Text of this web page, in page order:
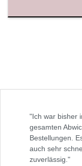
"Ich war bisher
gesamten
Bestellungen.
auch sehr
zuverlässig."